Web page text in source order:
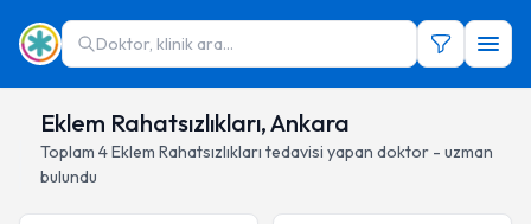
Doktor, klinik ara...
Eklem Rahatsızlıkları, Ankara
Toplam 4Eklem Rahatsızlıkları tedavisi yapan doktor - uzman
bulundu